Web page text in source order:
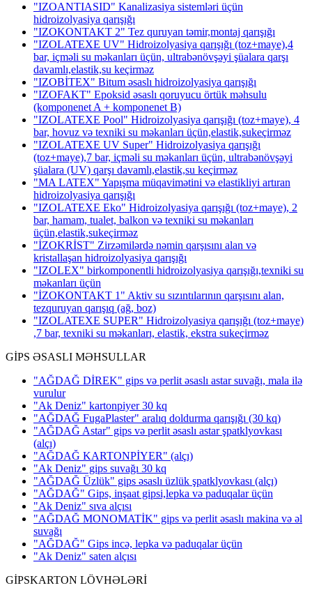
"IZOANTIASID" Kanalizasiya sistemləri üçün
hidroizolyasiya qarışığı
"IZOKONTAKT 2" Tez quruyan təmir,montaj qarışığı
"IZOLATEXE UV" Hidroizolyasiya qarışığı (toz+maye),4
bar, içməli su məkanları üçün, ultrabənövşəyi şüalara qarşı
davamlı,elastik,su keçirməz
"IZOBİTEX" Bitum əsaslı hidroizolyasiya qarışığı
"IZOFAKT" Epoksid əsaslı qoruyucu örtük məhsulu
(komponenet A + komponenet B)
"IZOLATEXE Pool" Hidroizolyasiya qarışığı (toz+maye), 4
bar, hovuz və texniki su məkanları üçün,elastik,sukeçirməz
"IZOLATEXE UV Super" Hidroizolyasiya qarışığı
(toz+maye),7 bar, içməli su məkanları üçün, ultrabənövşəyi
şüalara (UV) qarşı davamlı,elastik,su keçirməz
"MA LATEX" Yapışma müqavimətini və elastikliyi artıran
hidroizolyasiya qarışığı
"IZOLATEXE Eko" Hidroizolyasiya qarışığı (toz+maye), 2
bar, hamam, tualet, balkon və texniki su məkanları
üçün,elastik,sukeçirməz
"İZOKRİST" Zirzəmilərdə nəmin qarşısını alan və
kristallaşan hidroizolyasiya qarışığı
"IZOLEX" birkomponentli hidroizolyasiya qarışığı,texniki su
məkanları üçün
"İZOKONTAKT 1" Aktiv su sızıntılarının qarşısını alan,
tezquruyan qarışıq (ağ, boz)
"IZOLATEXE SUPER" Hidroizolyasiya qarışığı (toz+maye)
,7 bar, texniki su məkanları, elastik, ekstra sukeçirməz
GİPS ƏSASLI MƏHSULLAR
"AĞDAĞ DİREK" gips və perlit əsaslı astar suvağı, mala ilə
vurulur
"Ak Deniz" kartonpiyer 30 kq
"AĞDAĞ FugaPlaster" aralıq doldurma qarışığı (30 kq)
"AĞDAĞ Astar" gips və perlit əsaslı astar şpatklyovkası
(alçı)
"AĞDAĞ KARTONPİYER" (alçı)
"Ak Deniz" gips suvağı 30 kq
"AĞDAĞ Üzlük" gips əsaslı üzlük şpatklyovkası (alçı)
"AĞDAĞ" Gips, inşaat gipsi,lepka və paduqalar üçün
"Ak Deniz" sıva alçısı
"AĞDAĞ MONOMATİK" gips və perlit əsaslı makina və əl
suvağı
"AĞDAĞ" Gips incə, lepka və paduqalar üçün
"Ak Deniz" saten alçısı
GİPSKARTON LÖVHƏLƏRİ